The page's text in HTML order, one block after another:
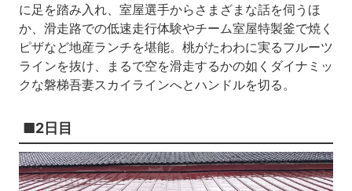
に足を踏み入れ、室屋選手からさまざまな話を伺うほ
か、滑走路での低速走行体験やチーム室屋特製釜で焼く
ピザなど地産ランチを堪能。桃がたわわに実るフルーツ
ラインを抜け、まるで空を滑走するかの如くダイナミッ
クな磐梯吾妻スカイラインへとハンドルを切る。
■2日目